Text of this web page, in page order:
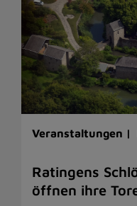
Veranstaltungen |
Ratingens
öffnen ihre